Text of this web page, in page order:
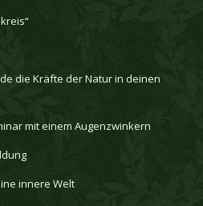
die Kräfte der Natur in deinen
mit einem Augenzwinkern
innere Welt